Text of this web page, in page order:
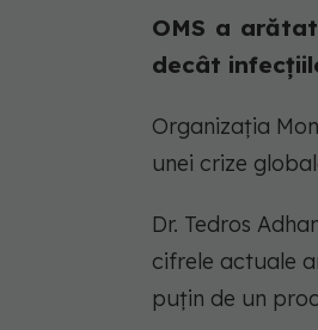
OMS a
decât
Organizația
unei crize
Dr. Tedros
cifrele actuale
puțin de un